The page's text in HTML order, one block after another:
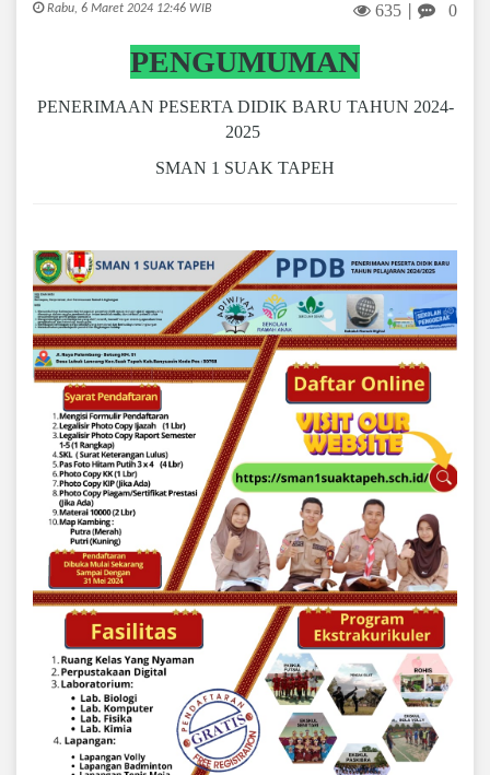
Rabu, 6 Maret 2024 12:46 WIB 635 0
PENGUMUMAN
PENERIMAAN PESERTA DIDIK BARU TAHUN 2024-
2025
SMAN 1 SUAK TAPEH